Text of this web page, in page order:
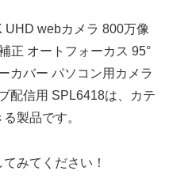
UHD webカメラ 800万像
正 オートフォーカス 95°
カバー パソコン用カメラ
配信用 SPL6418は、カテ
製品です。
みてください！